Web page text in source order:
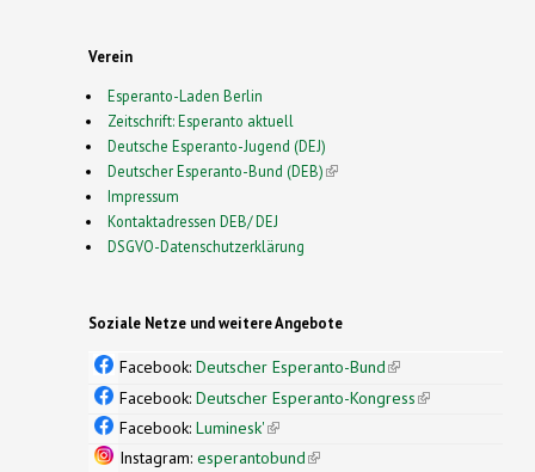
Verein
Esperanto-Laden Berlin
Zeitschrift: Esperanto aktuell
Deutsche Esperanto-Jugend (DEJ)
Deutscher Esperanto-Bund (DEB)(link is external)
Impressum
Kontaktadressen DEB/ DEJ
DSGVO-Datenschutzerklärung
Soziale Netze und weitere Angebote
Facebook: Deutscher Esperanto-Bund(link is
external)
Facebook: Deutscher Esperanto-Kongress(link is
Facebook: Luminesk'(link is external)
Instagram: esperantobund(link is external)